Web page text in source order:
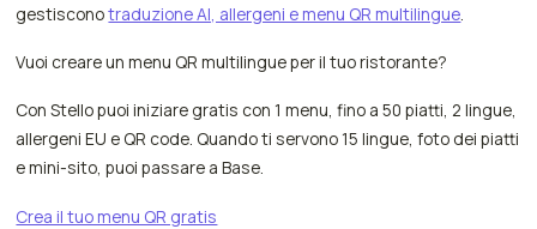
gestisconotraduzione AI, allergeni e menu QR multilingue.
Vuoi creare un menu QR multilingue per il tuo ristorante?
Con Stello puoi iniziare gratis con 1 menu, fino a 50 piatti, 2 lingue,
allergeni EU e QR code. Quando ti servono 15 lingue, foto dei piatti
e mini-sito, puoi passare a Base.
Crea il tuo menu QR gratis